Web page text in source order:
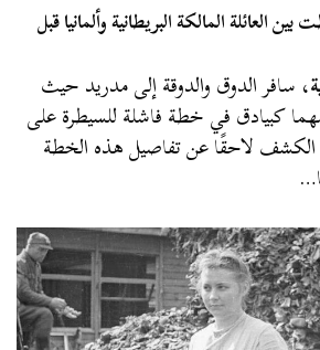
العائلة المالكة البريطانية وألمانيا قبل
، سافر الدوق والدوقة إلى مدريد حيث
كبيادق في خطة فاشلة للسيطرة على
الكشف لاحقًا عن تفاصيل هذه الخطة